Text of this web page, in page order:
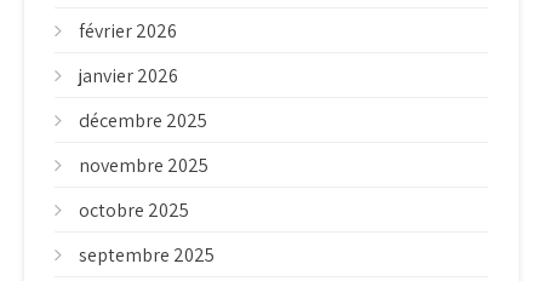
février 2026
janvier 2026
décembre 2025
novembre 2025
octobre 2025
septembre 2025